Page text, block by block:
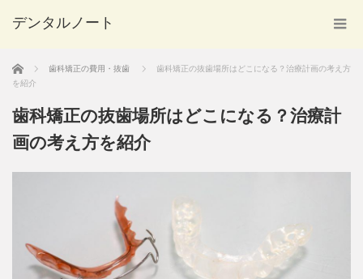
デンタルノート
ホーム 歯科矯正の費用・抜歯
歯科矯正の抜歯場所はどこになる？治療計画の考え方
を紹介
歯科矯正の抜歯場所はどこになる？治療計
画の考え方を紹介